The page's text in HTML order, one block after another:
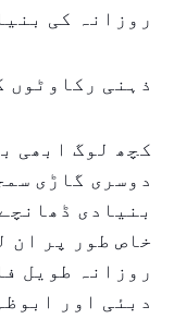
روزانہ کی
ذہنی رکاوٹوں
کچھ لوگ ابھی
دوسری گاڑی
بنیادی
خاص طور پر ان
روزانہ طویل
دبئی اور